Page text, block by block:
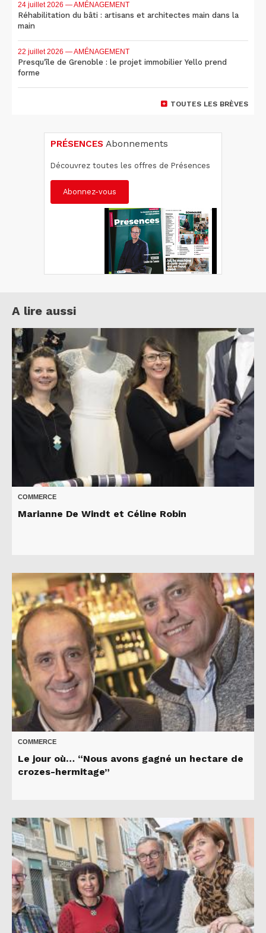
24 juillet 2026 — AMÉNAGEMENT
Réhabilitation du bâti : artisans et architectes main dans la
main
22 juillet 2026 — AMÉNAGEMENT
Presqu'île de Grenoble : le projet immobilier Yello prend
forme
TOUTES LES BRÈVES
PRÉSENCES Abonnements
Découvrez toutes les offres de Présences
Abonnez-vous
A lire aussi
COMMERCE
Marianne De Windt et Céline Robin
COMMERCE
Le jour où… “Nous avons gagné un hectare de
crozes-hermitage”